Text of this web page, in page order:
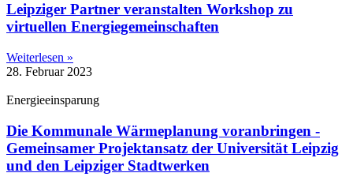
Leipziger Partner veranstalten Workshop zu
virtuellen Energiegemeinschaften
Weiterlesen »
28. Februar 2023
Energieeinsparung
Die Kommunale Wärmeplanung voranbringen -
Gemeinsamer Projektansatz der Universität Leipzig
und den Leipziger Stadtwerken